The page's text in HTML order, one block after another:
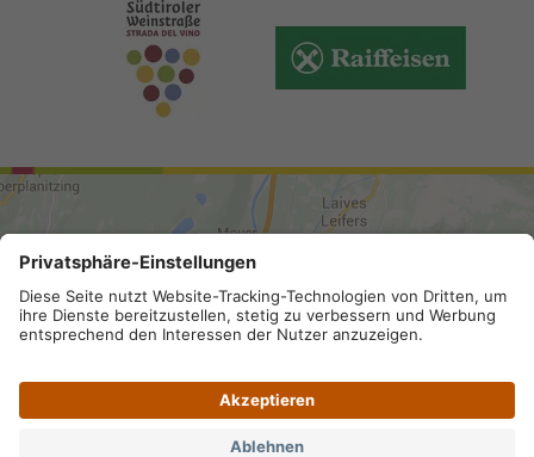
ANREISE
Impressum . Privacy